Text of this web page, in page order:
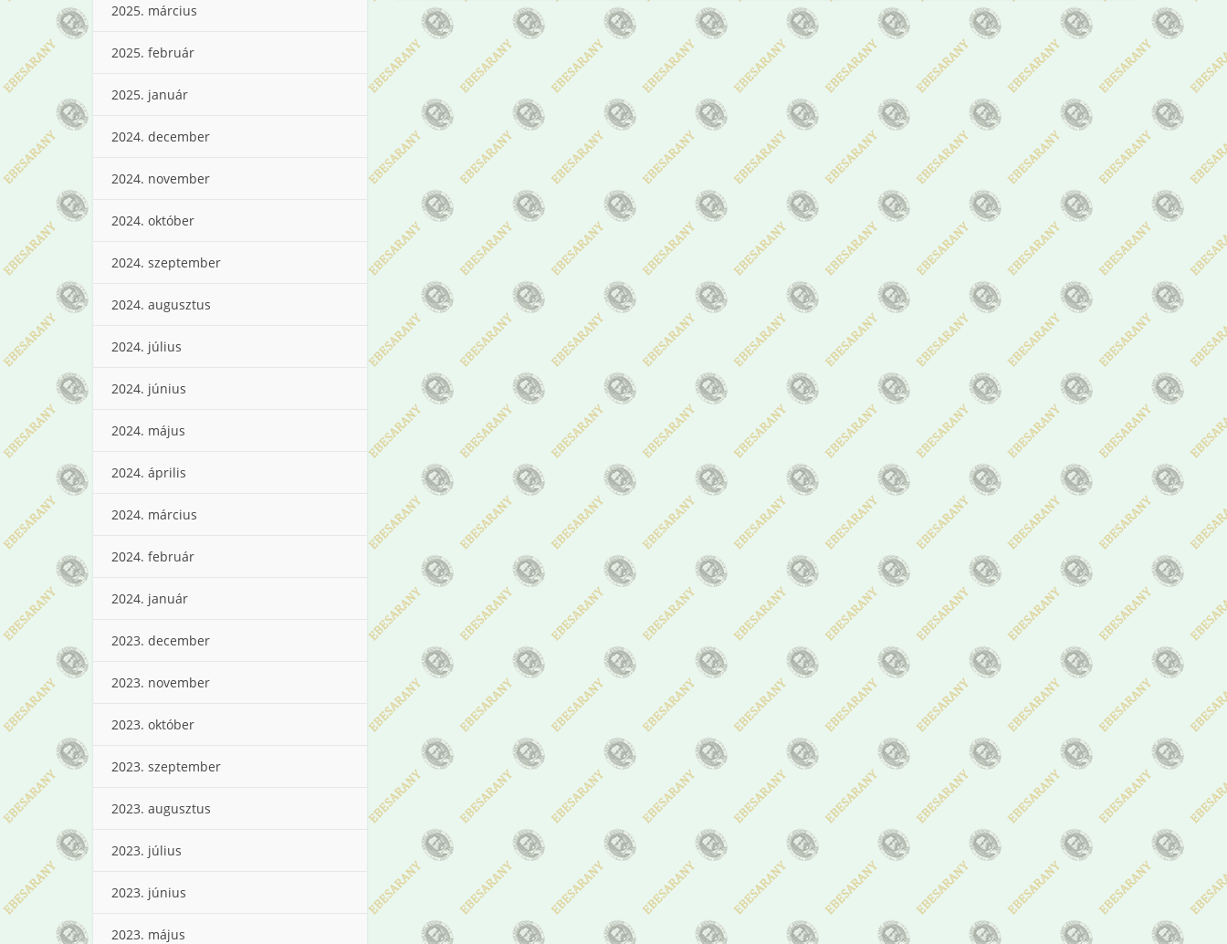
2025. március
2025. február
2025. január
2024. december
2024. november
2024. október
2024. szeptember
2024. augusztus
2024. július
2024. június
2024. május
2024. április
2024. március
2024. február
2024. január
2023. december
2023. november
2023. október
2023. szeptember
2023. augusztus
2023. július
2023. június
2023. május